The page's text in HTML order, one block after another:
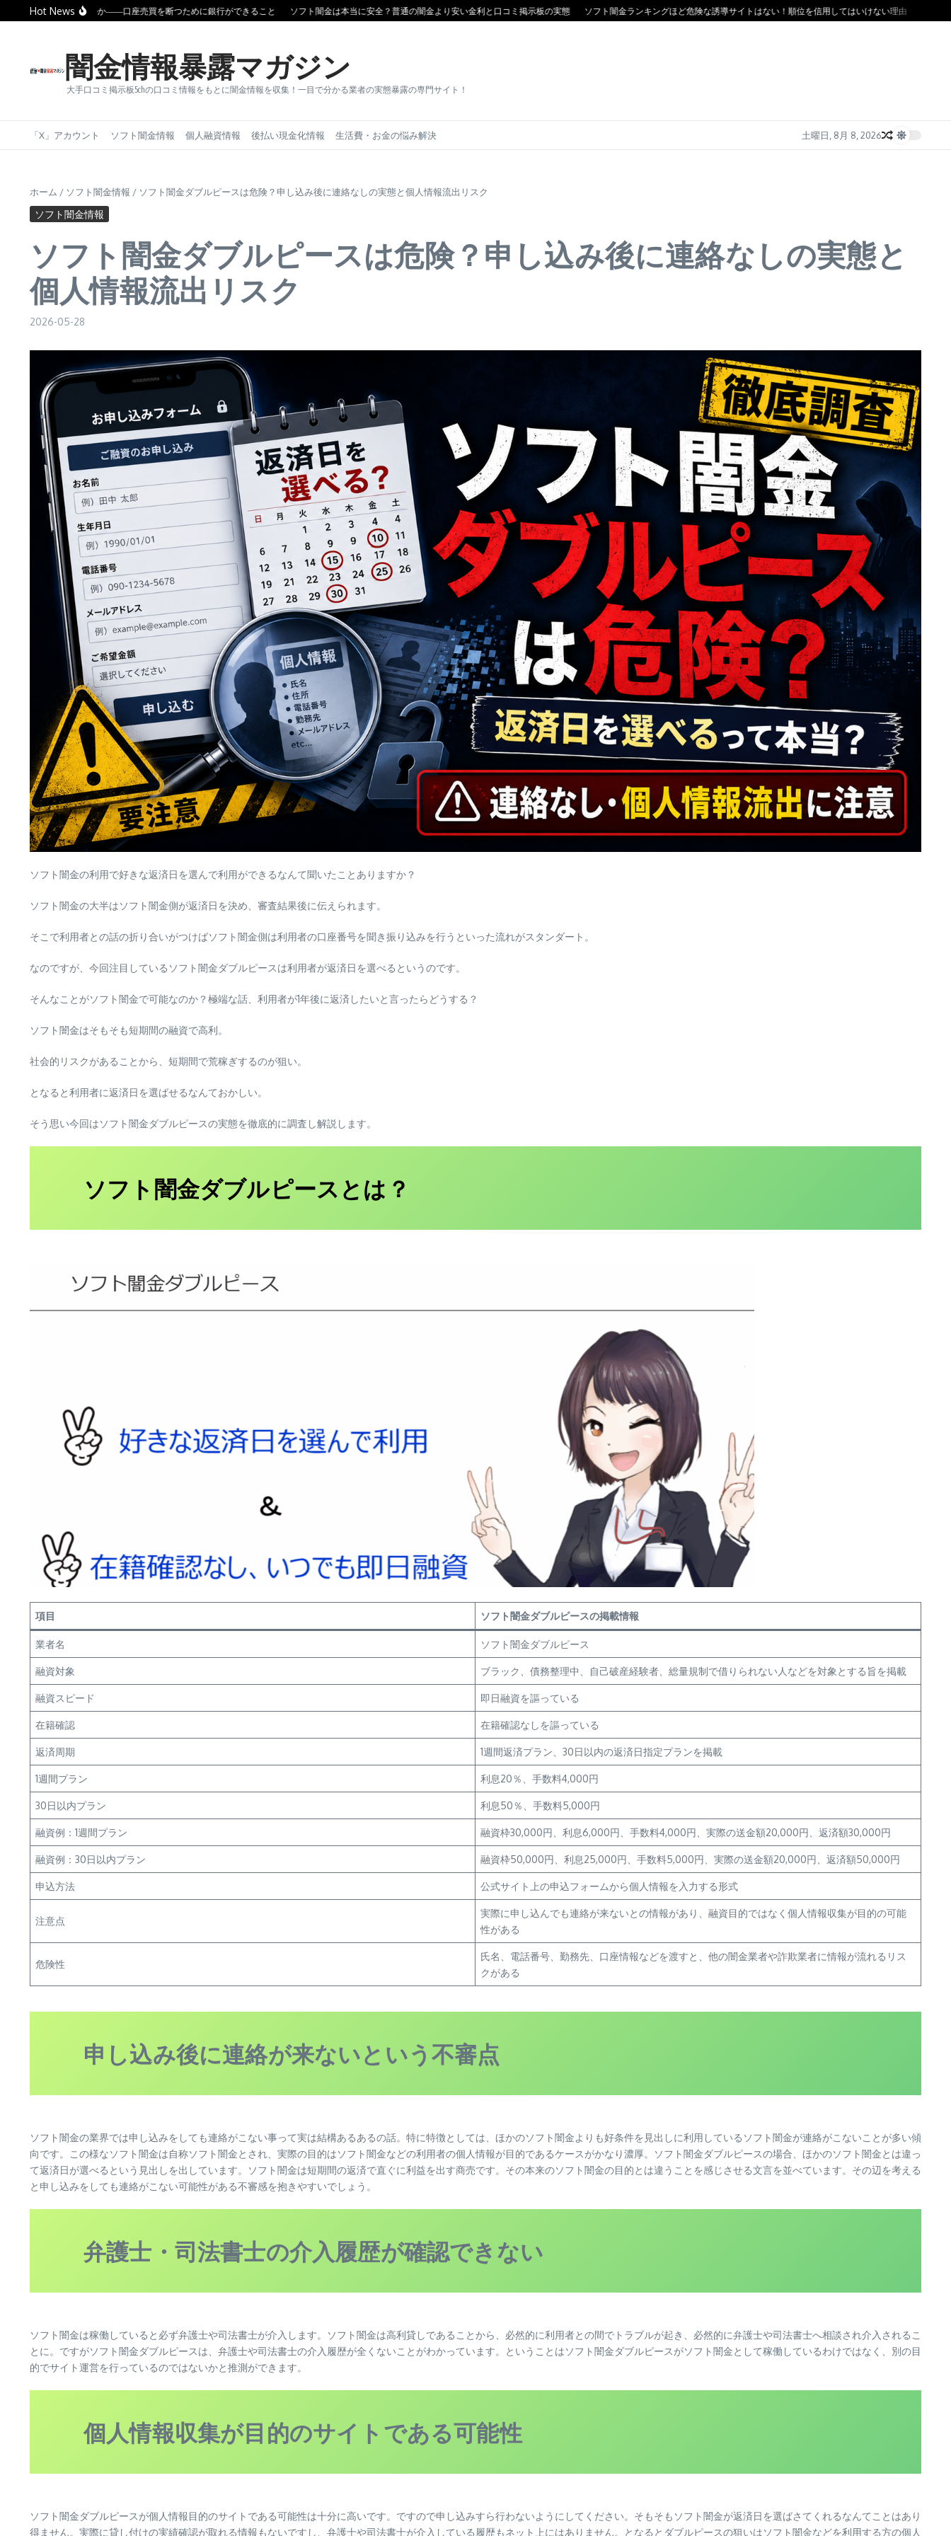
コンテンツへスキップ
Hot News
金は消えないのか――口座売買を断つために銀行ができること ソフト闇金は本当に安全？普通の闇金より安い金利と口コミ掲示板の実態 ソフト闇金ランキングほど危険な誘導サイトはない！順位を信用してはいけない理由 ソフト闇金の
闇金情報暴露マガジン
大手口コミ掲示板5chの口コミ情報をもとに闇金情報を収集！一目で分かる業者の実態暴露の専門サイト！
「X」アカウント ソフト闇金情報 個人融資情報 後払い現金化情報 生活費・お金の悩み解決 土曜日, 8月 8, 2026
ホーム / ソフト闇金情報 / ソフト闇金ダブルピースは危険？申し込み後に連絡なしの実態と個人情報流出リスク
ソフト闇金情報
ソフト闇金ダブルピースは危険？申し込み後に連絡なしの実態と
個人情報流出リスク
2026-05-28
ソフト闇金の利用で好きな返済日を選んで利用ができるなんて聞いたことありますか？
ソフト闇金の大半はソフト闇金側が返済日を決め、審査結果後に伝えられます。
そこで利用者との話の折り合いがつけばソフト闇金側は利用者の口座番号を聞き振り込みを行うといった流れがスタンダート。
なのですが、今回注目しているソフト闇金ダブルピースは利用者が返済日を選べるというのです。
そんなことがソフト闇金で可能なのか？極端な話、利用者が1年後に返済したいと言ったらどうする？
ソフト闇金はそもそも短期間の融資で高利。
社会的リスクがあることから、短期間で荒稼ぎするのが狙い。
となると利用者に返済日を選ばせるなんておかしい。
そう思い今回はソフト闇金ダブルピースの実態を徹底的に調査し解説します。
ソフト闇金ダブルピースとは？
項目 ソフト闇金ダブルピースの掲載情報
業者名 ソフト闇金ダブルピース
融資対象 ブラック、債務整理中、自己破産経験者、総量規制で借りられない人などを対象とする旨を掲載
融資スピード 即日融資を謳っている
在籍確認 在籍確認なしを謳っている
返済周期 1週間返済プラン、30日以内の返済日指定プランを掲載
1週間プラン 利息20％、手数料4,000円
30日以内プラン 利息50％、手数料5,000円
融資例：1週間プラン 融資枠30,000円、利息6,000円、手数料4,000円、実際の送金額20,000円、返済額30,000円
融資例：30日以内プラン 融資枠50,000円、利息25,000円、手数料5,000円、実際の送金額20,000円、返済額50,000円
申込方法 公式サイト上の申込フォームから個人情報を入力する形式
注意点
実際に申し込んでも連絡が来ないとの情報があり、融資目的ではなく個人情報収集が目的の可能
性がある
危険性
氏名、電話番号、勤務先、口座情報などを渡すと、他の闇金業者や詐欺業者に情報が流れるリス
クがある
申し込み後に連絡が来ないという不審点
ソフト闇金の業界では申し込みをしても連絡がこない事って実は結構あるあるの話。特に特徴としては、ほかのソフト闇金よりも好条件を見出しに利用しているソフト闇金が連絡がこないことが多い傾
向です。この様なソフト闇金は自称ソフト闇金とされ、実際の目的はソフト闇金などの利用者の個人情報が目的であるケースがかなり濃厚。ソフト闇金ダブルピースの場合、ほかのソフト闇金とは違っ
て返済日が選べるという見出しを出しています。ソフト闇金は短期間の返済で直ぐに利益を出す商売です。その本来のソフト闇金の目的とは違うことを感じさせる文言を並べています。その辺を考える
と申し込みをしても連絡がこない可能性がある不審感を抱きやすいでしょう。
弁護士・司法書士の介入履歴が確認できない
ソフト闇金は稼働していると必ず弁護士や司法書士が介入します。ソフト闇金は高利貸しであることから、必然的に利用者との間でトラブルが起き、必然的に弁護士や司法書士へ相談され介入されるこ
とに。ですがソフト闇金ダブルピースは、弁護士や司法書士の介入履歴が全くないことがわかっています。ということはソフト闇金ダブルピースがソフト闇金として稼働しているわけではなく、別の目
的でサイト運営を行っているのではないかと推測ができます。
個人情報収集が目的のサイトである可能性
ソフト闇金ダブルピースが個人情報目的のサイトである可能性は十分に高いです。ですので申し込みすら行わないようにしてください。そもそもソフト闇金が返済日を選ばさてくれるなんてことはあり
得ません。実際に貸し付けの実績確認が取れる情報もないですし、弁護士や司法書士が介入している履歴もネット上にはありません。となるとダブルピースの狙いはソフト闇金などを利用する方の個人